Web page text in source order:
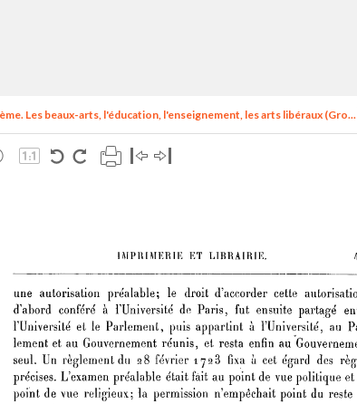
Les beaux-arts, l'éducation, l'enseignement, les arts libéraux (Gro...